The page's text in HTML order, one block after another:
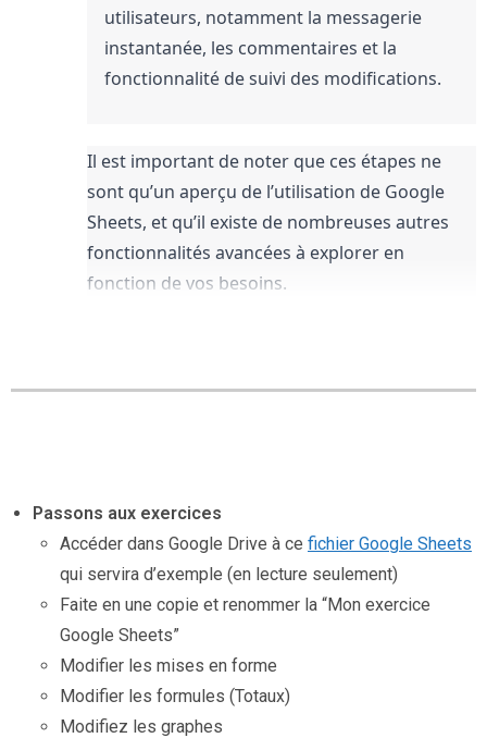
utilisateurs, notamment la messagerie
instantanée, les commentaires et la
fonctionnalité de suivi des modifications.
Il est important de noter que ces étapes ne
sont qu’un aperçu de l’utilisation de Google
Sheets, et qu’il existe de nombreuses autres
fonctionnalités avancées à explorer en
fonction de vos besoins.
Passons aux exercices
Accéder dans Google Drive à ce fichier Google Sheets
qui servira d’exemple (en lecture seulement)
Faite en une copie et renommer la “Mon exercice
Google Sheets”
Modifier les mises en forme
Modifier les formules (Totaux)
Modifiez les graphes